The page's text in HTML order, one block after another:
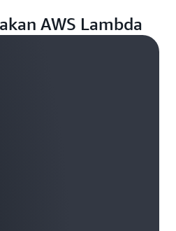
AWS Lambda